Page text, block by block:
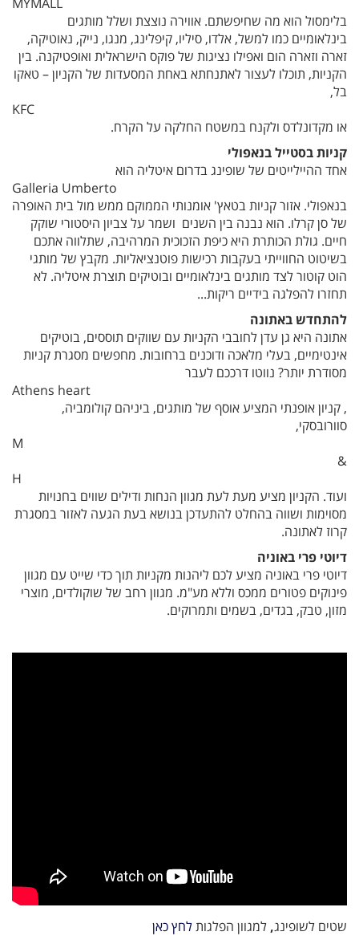
בלימסול הוא מה שחיפשתם. אווירה נוצצת ושלל מותגים
בינלאומיים כמו למשל, אלדו, סיליו, קיפלינג, מנגו, נייק, נאוטיקה,
זארה וזארה הום ואפילו נציגות של פוקס הישראלית ואופטיקנה. בין
הקניות, תוכלו לעצור לאתנחתא באחת המסעדות של הקניון – טאקו
בל,
KFC
או מקדונלדס ולקנח במשטח החלקה על הקרח.
קניות בסטייל בנאפולי
אחד ההיילייטים של שופינג בדרום איטליה הוא
Galleria Umberto
בנאפולי. אזור קניות בטאץ' אומנותי הממוקם ממש מול בית האופרה
של סן קרלו. הוא נבנה בין השנים ושמר על צביון היסטורי שוקק
חיים. גולת הכותרת היא כיפת הזכוכית המרהיבה, שתלווה אתכם
בשיטוט החווייתי בעקבות רכישות פוטנציאליות. מקבץ של מותגי
הוט קוטור לצד מותגים בינלאומיים ובוטיקים תוצרת איטליה. לא
תחזרו להפלגה בידיים ריקות...
להתחדש באתונה
אתונה היא גן עדן לחובבי הקניות עם שווקים תוססים, בוטיקים
אינטימיים, בעלי מלאכה ודוכנים ברחובות. מחפשים מסגרת קניות
מסודרת יותר? נווטו דרככם לעבר
Athens heart
, קניון אופנתי המציע אוסף של מותגים, ביניהם קולומביה,
סוורובסקי,
M
&
H
ועוד. הקניון מציע מעת לעת מגוון הנחות ודילים שווים בחנויות
מסוימות ושווה בהחלט להתעדכן בנושא בעת הגעה לאזור במסגרת
קרוז לאתונה.
דיוטי פרי באוניה
דיוטי פרי באוניה מציע לכם ליהנות מקניות תוך כדי שייט עם מגוון
פינוקים פטורים ממכס וללא מע"מ. מגוון רחב של שוקולדים, מוצרי
מזון, טבק, בגדים, בשמים ותמרוקים.
שטים לשופינג, למגוון הפלגותלחץ כאן